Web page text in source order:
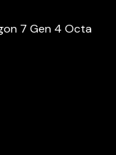
7 Gen 4 Octa